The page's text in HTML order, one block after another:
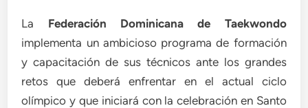
La Federación Dominicana de Taekwondo
implementa un ambicioso programa de formación
y capacitación de sus técnicos ante los grandes
retos que deberá enfrentar en el actual ciclo
olímpico y que iniciará con la celebración en Santo